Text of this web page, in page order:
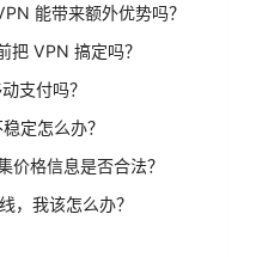
能带来额外优势吗？
把 VPN 搞定吗？
支付吗？
定怎么办？
价格信息是否合法？
，我该怎么办？